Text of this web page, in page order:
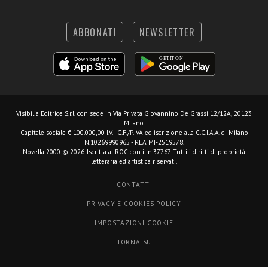
ABBONATI NEWSLETTER
Visibilia Editrice S.r.l. con sede in Via Privata Giovannino De Grassi 12/12A, 20123
Milano.
Capitale sociale € 100.000,00 I.V. - C.F./P.IVA ed iscrizione alla C.C.I.A.A. di Milano
N.10269990965 - REA MI-2519578.
Novella 2000 © 2026. Iscritta al ROC con il n.37767. Tutti i diritti di proprietà
letteraria ed artistica riservati.
CONTATTI
PRIVACY E COOKIES POLICY
IMPOSTAZIONI COOKIE
TORNA SU